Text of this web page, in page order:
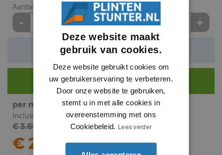
Aantal lengte (2.7 meter) bestellen
- lengte +
Verwachte levertijd: 1 tot 3 werkdagen
Nog €290voor gratis bezorging.
per meter
Inclusief BTW
€ 3.60
€ 2.71
subtotaal
Inclusief BTW
€7.32
Deze website maakt
gebruik van cookies.
Deze website gebruikt cookies om
uw gebruikerservaring te verbeteren.
Door onze website te gebruiken,
stemt u in met alle cookies in
overeenstemming met ons
Cookiebeleid. Lees verder